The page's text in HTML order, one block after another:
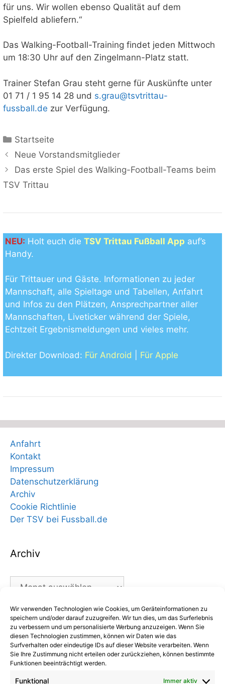
Wir verwenden Technologien wie Cookies, um Geräteinformationen zu
speichern und/oder darauf zuzugreifen. Wir tun dies, um das Surferlebnis
zu verbessern und um personalisierte Werbung anzuzeigen. Wenn Sie
diesen Technologien zustimmen, können wir Daten wie das
Surfverhalten oder eindeutige IDs auf dieser Website verarbeiten. Wenn
Sie Ihre Zustimmung nicht erteilen oder zurückziehen, können bestimmte
Funktionen beeinträchtigt werden.
Funktional Immer aktiv
für uns. Wir wollen ebenso Qualität auf dem
Spielfeld abliefern.“
Das Walking-Football-Training findet jeden Mittwoch
um 18:30 Uhr auf den Zingelmann-Platz statt.
Trainer Stefan Grau steht gerne für Auskünfte unter
01 71 / 1 95 14 28 und s.grau@tsvtrittau-
fussball.de zur Verfügung.
Kategorien
Startseite
Neue Vorstandsmitglieder
Das erste Spiel des Walking-Football-Teams beim
TSV Trittau
NEU: Holt euch die TSV Trittau Fußball App auf’s
Handy.
Für Trittauer und Gäste. Informationen zu jeder
Mannschaft, alle Spieltage und Tabellen, Anfahrt
und Infos zu den Plätzen, Ansprechpartner aller
Mannschaften, Liveticker während der Spiele,
Echtzeit Ergebnismeldungen und vieles mehr.
Direkter Download: Für Android Für Apple
Anfahrt
Kontakt
Impressum
Datenschutzerklärung
Archiv
Cookie Richtlinie
Der TSV bei Fussball.de
Archiv
Archiv
Kategorien
Kategorien